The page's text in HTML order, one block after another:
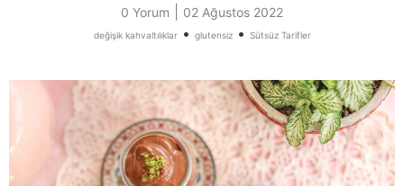
0 Yorum 02 Ağustos 2022
değişik kahvaltılıklar• glutensiz• Sütsüz Tarifler